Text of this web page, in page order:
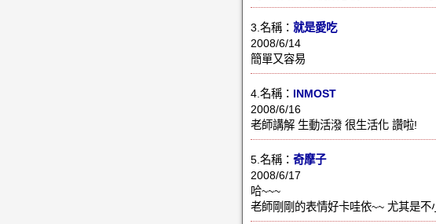
3.名稱： 就是愛吃
2008/6/14
簡單又容易
4.名稱： INMOST
2008/6/16
老師講解 生動活潑 很生活化 讚啦!
5.名稱： 奇摩子
2008/6/17
哈~~~
老師剛剛的表情好卡哇依~~ 尤其是不